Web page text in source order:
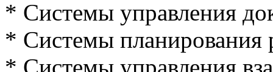
* Системы управления
* Системы планирования
* Системы управления